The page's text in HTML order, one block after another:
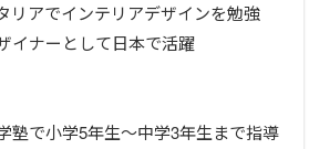
リアでインテリアデザインを勉強
イナーとして日本で活躍
塾で小学5年生～中学3年生まで指導